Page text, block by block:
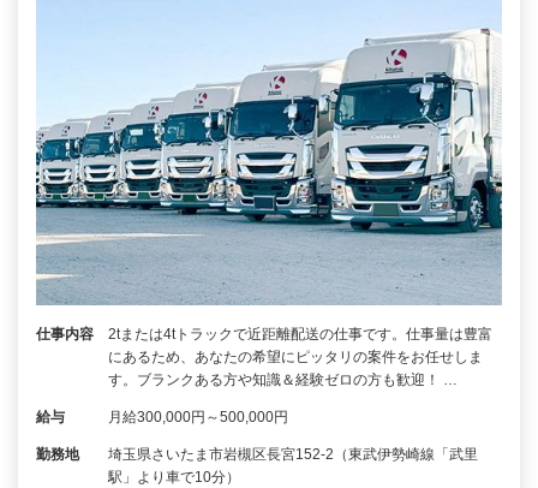
仕事内容
2tまたは4tトラックで近距離配送の仕事です。仕事量は豊富
にあるため、あなたの希望にピッタリの案件をお任せしま
す。ブランクある方や知識＆経験ゼロの方も歓迎！ …
給与 月給300,000円～500,000円
勤務地
埼玉県さいたま市岩槻区長宮152-2（東武伊勢崎線「武里
駅」より車で10分）